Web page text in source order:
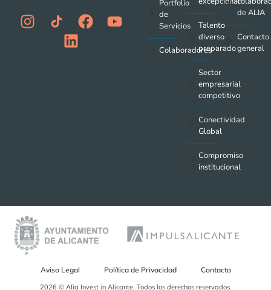
Portfolio
de
Servicios
Colaboradores
Talento
diverso
preparado
Sector
empresarial
competitivo
Conectividad
Global
Compromiso
institucional
de ALIA
Contacto
general
Aviso Legal Política de Privacidad Contacto
2026 © Alia Invest in Alicante. Todos los derechos reservados.